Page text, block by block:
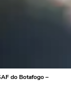
do Botafogo –